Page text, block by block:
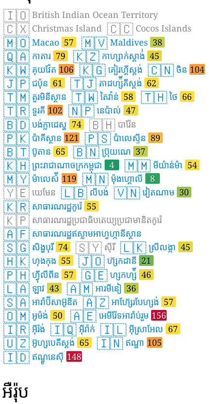
🇮🇴 British Indian Ocean Territory
🇨🇽 Christmas Island 🇨🇨 Cocos Islands
🇲🇴 Macao 57 🇲🇻 Maldives 38
🇶🇦 កាតារ 79 🇰🇿 កាហ្សាក់ស្តាង់់ 45
🇰🇼 គុយវ៉ែត 106 🇰🇬 គៀរហ្គីស្តង់ 🇨🇳 ចិន 104
🇯🇵 ជប៉ុន 61 🇹🇯 តាដហ្ស៉ីគីស្តង់ 62
🇹🇲 តួរមិនីស្ថាន 🇹🇼 តៃវ៉ាន់ 58 🇹🇭 ថៃ 66
🇹🇷 ទួរគី 102 🇳🇵 នេប៉ាល់ 47
🇧🇩 បង់ក្លាដេស្ហ 74 🇧🇭 បារ៉ែន
🇵🇰 ប៉ាគីស្ថាន 121 🇵🇸 ប៉ាលេស្ទីន 89
🇧🇹 ប៊ូតាន 65 🇧🇳 ប៊្រុយណេ 37
🇰🇭 ព្រះរាជាណាចក្រកម្ពុជា 4 🇲🇲 មីយ៉ាន់ម៉ា 54
🇲🇾 ម៉ាលេស៉ី 119 🇲🇳 ម៉ុងហ្គោលី 8
🇾🇪 យេមែន 🇱🇧 លីបង់ 🇻🇳 វៀតណាម 30
🇰🇷 សាធារណរដ្ឋកូរ៉េ 55
🇰🇵 សាធារណរដ្ឋប្រជាធិបតេយ្យប្រជាមានិតកូរ៉េ
🇦🇫 សាធារណរដ្ឋឥស្លាមអាហ្វហ្កានីស្ថាន
🇸🇬 សិង្ហបុរី 74 🇸🇾 ស៊ីរី 🇱🇰 ស្រីលង្កា 45
🇭🇰 ហុងកុង 55 🇯🇴 ហ៊្សកដានី 21
🇵🇭 ហ្វ៉ីលីពីន 57 🇬🇪 ហ្សកហ្ស៉ី 46
🇱🇦 ឡាវ 43 🇦🇲 អារមីនៀ 36
🇸🇦 អារ៉ាប៊ីសាអ៊ូឌីត 🇦🇿 អាហ៊្សែរបែហ្សង់ 57
🇴🇲 អូម៉ង់ 50 🇦🇪 អេមីរ៉ែទអារ៉ាប់រួម 156
🇮🇷 អ៊ីរ៉ង់ 🇮🇶 អ៊ីរ៉ាក់ 🇮🇱 អ៊ីស្រាអែល 67
🇺🇿 អ៊ូហ្សបេគីស្តង់ 65 🇮🇳 ឥណ្ឌា 105
🇮🇩 ឥណ្ឌូនេស៊ី 148
អឺរ៉ុប